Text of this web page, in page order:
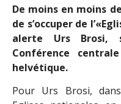
De moins en moins
de s’occuper de
alerte Urs Brosi,
Conférence
helvétique.
Pour Urs Brosi,